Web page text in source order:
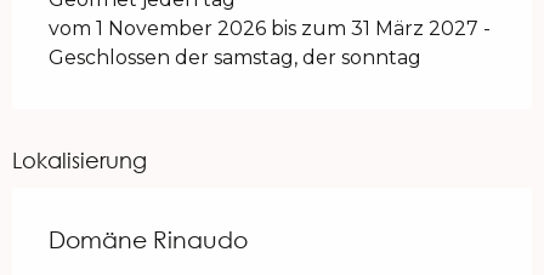
vom 1 November 2026 bis zum 31 März 2027 -
Geschlossen der samstag, der sonntag
Lokalisierung
Domäne Rinaudo